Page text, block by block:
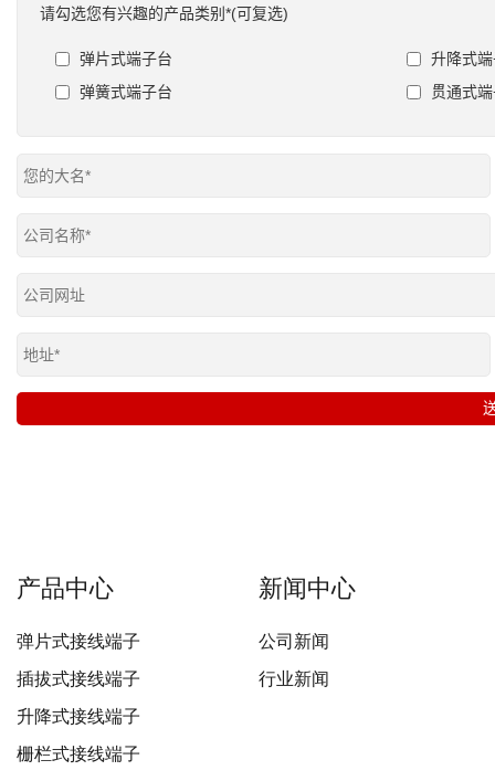
请勾选您有兴趣的产品类别*(可复选)
弹片式端子台 升降式
弹簧式端子台
贯通式
产品中心
弹片式接线端子
插拔式接线端子
升降式接线端子
栅栏式接线端子
新闻中心
公司新闻
行业新闻